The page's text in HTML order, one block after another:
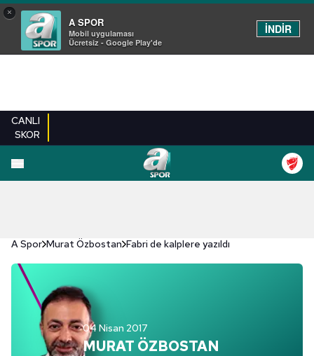
×
A SPOR
Mobil uygulaması
Ücretsiz - Google Play'de
İNDİR
CANLI
SKOR
A Spor Murat Özbostan Fabri de kalplere yazıldı
04 Nisan 2017
MURAT ÖZBOSTAN